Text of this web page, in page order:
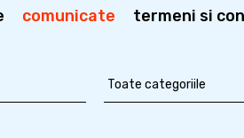
comunicate termeni si